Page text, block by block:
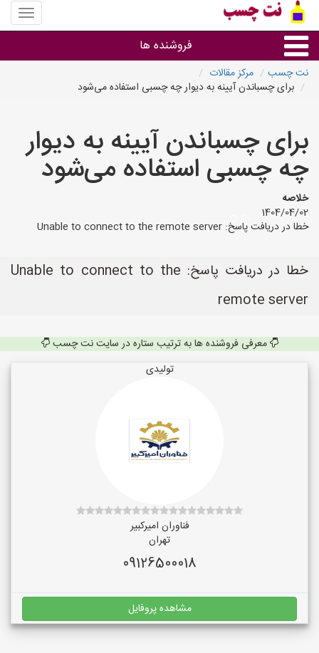
منوی
سایت
چسب
فروشنده ها
گروه ها
استان ها
نت چسب
مرکز مقالات
برای چسباندن آیینه به دیوار چه چسبی استفاده می‌شود
برای چسباندن آیینه به دیوار
چه چسبی استفاده می‌شود
خلاصه
1404/04/02
خطا در دریافت پاسخ: Unable to connect to the remote server
خطا در دریافت پاسخ: Unable to connect to the
remote server
معرفی فروشنده ها به ترتیب ستاره در سایت نت چسب
تولیدی
فناوران امیرکبیر
تهران
09126500018
مشاهده پروفایل